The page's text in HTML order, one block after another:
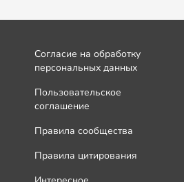
Согласие на обработку
персональных данных
Пользовательское
соглашение
Правила сообщества
Правила цитирования